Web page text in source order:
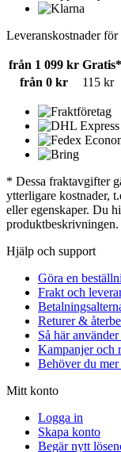
Leveranskostnader för
från 1 099 kr Gratis*
från 0 kr
115 kr
* Dessa fraktavgifter
ytterligare kostnader,
eller egenskaper. Du
produktbeskrivningen.
Hjälp och support
Göra en
Frakt och
Returer &
Så här
Kampanjer och
Behöver du
Mitt konto
Logga in
Skapa konto
Begär nytt